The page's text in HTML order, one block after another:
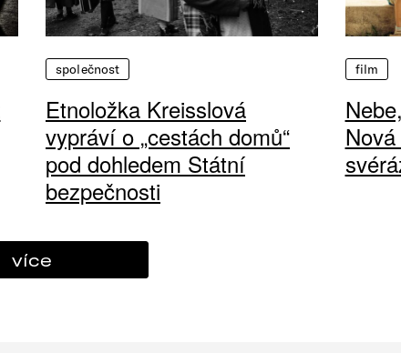
společnost
Etnoložka Kreisslová
vypráví o „cestách domů“
pod dohledem Státní
bezpečnosti
film
více